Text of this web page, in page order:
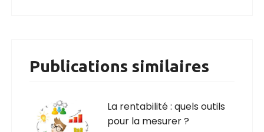
Publications similaires
La rentabilité : quels outils
pour la mesurer ?